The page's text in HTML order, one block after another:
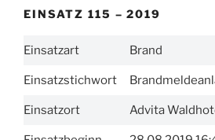
EINSATZ 115 – 2019
Einsatzart Brand
Einsatzstichwort
Einsatzort Advita